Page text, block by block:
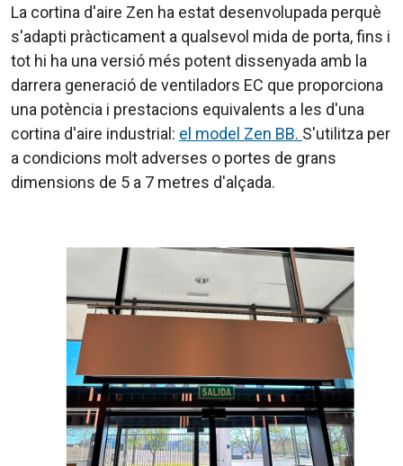
La cortina d'aire Zen ha estat desenvolupada perquè
s'adapti pràcticament a qualsevol mida de porta, fins i
tot hi ha una versió més potent dissenyada amb la
darrera generació de ventiladors EC que proporciona
una potència i prestacions equivalents a les d'una
cortina d'aire industrial: el model Zen BB. S'utilitza per
a condicions molt adverses o portes de grans
dimensions de 5 a 7 metres d'alçada.